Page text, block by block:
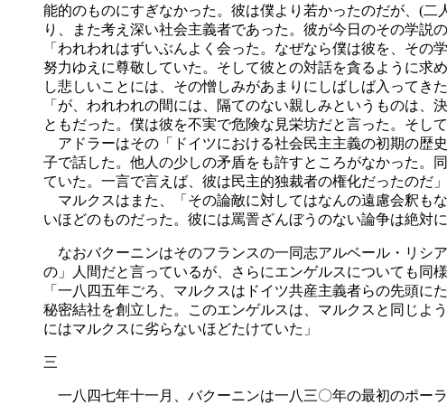
能的のものにすぎなかった。彼は僕より若かったのだが、(
り、また考え深い社会主義者であった。彼が今日のその学説
「われわれはずいぶんよく会った。なぜなら僕は彼を、そ
努力ゆえに尊敬していた。そして彼との対話を貪るように求
し悲しいことには、その憎しみがあまりにしばしば入ってきた
「が、われわれの間には、隔てのない親しみというものは
ともだった。僕は彼を不実で危険な見栄坊だと言った。そし
アドラーはその「ドイツにおける社会民主主義の初期の歴
子で話した。他人の少しの矛盾をも許すところがなかった。
ていた。一言で言えば、彼は民主的独裁者の権化だったのだ」
マルクスはまた、「その論敵に対してはなんの遠慮会釈も
いほどのものだった。彼には罵詈ざんぼうのない論争は絶対
なおバクーニンはそのフランスの一同志アルベール・リシ
の」人間だと言っているが、さらにエンゲルスについても同
「一八四五年ごろ、マルクスはドイツ共産主義者らの先頭
秘密結社を創立した。このエンゲルスは、マルクスと同じよ
にはマルクスに劣らないほどたけていた」
三
一八四七年十一月、バクーニンは一八三〇年の最初のポー